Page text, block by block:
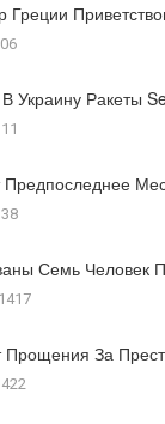
Греции
Украину Ракеты
Предпоследнее
Семь Человек
Прощения За